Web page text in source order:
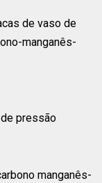
de vaso de
manganês-
pressão
manganês-